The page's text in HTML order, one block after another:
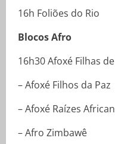
16h Foliões do Rio
Blocos Afro
16h30 Afoxé Filhas
– Afoxé Filhos da Paz
– Afoxé Raízes
– Afro Zimbawê